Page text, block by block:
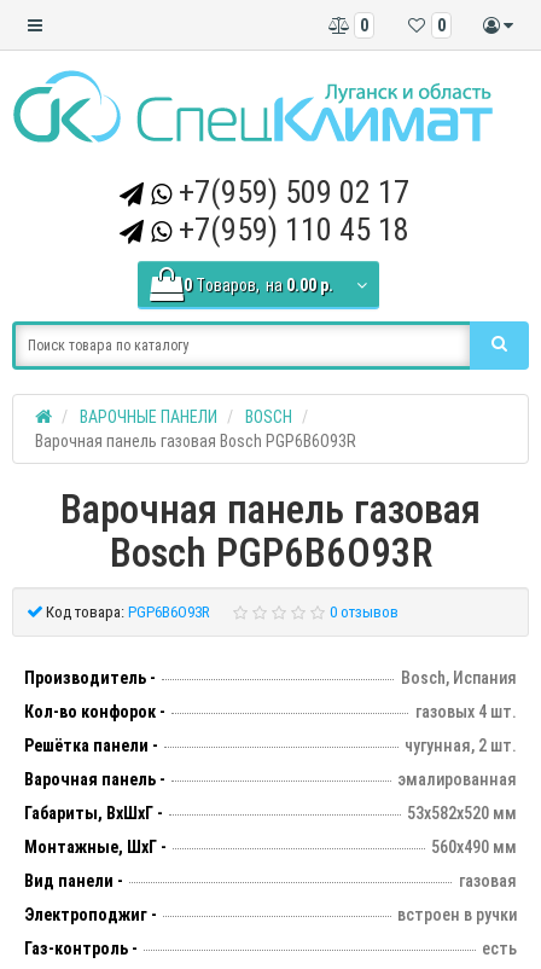
0
0
+7(959) 509 02 17
+7(959) 110 45 18
0 Tоваров, на 0.00 р.
ВАРОЧНЫЕ ПАНЕЛИ
BOSCH
Варочная панель газовая Bosch PGP6B6O93R
Варочная панель газовая
Bosch PGP6B6O93R
Код товара: PGP6B6O93R 0 отзывов
Производитель -
Bosch, Испания
Кол-во конфорок -
газовых 4 шт.
Решётка панели -
чугунная, 2 шт.
Варочная панель -
эмалированная
Габариты, ВхШхГ -
53х582х520 мм
Монтажные, ШхГ -
560х490 мм
Вид панели -
газовая
Электроподжиг -
встроен в ручки
Газ-контроль -
есть